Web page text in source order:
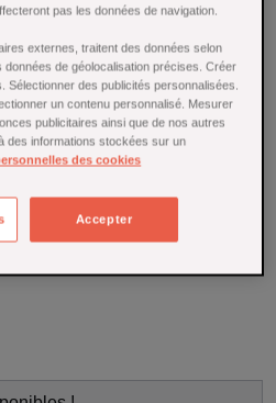
Traditionnelle - Gefu
Spaetzle, pratique et robuste,
pas les données de navigation.
externes, traitent des données selon
données de géolocalisation précises. Créer
Sélectionner des publicités personnalisées.
un contenu personnalisé. Mesurer
publicitaires ainsi que de nos autres
des informations stockées sur un
des cookies
Accepter